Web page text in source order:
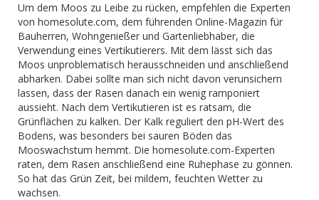
Um dem Moos zu Leibe zu rücken, empfehlen die Experten
von homesolute.com, dem führenden Online-Magazin für
Bauherren, Wohngenießer und Gartenliebhaber, die
Verwendung eines Vertikutierers. Mit dem lässt sich das
Moos unproblematisch herausschneiden und anschließend
abharken. Dabei sollte man sich nicht davon verunsichern
lassen, dass der Rasen danach ein wenig ramponiert
aussieht. Nach dem Vertikutieren ist es ratsam, die
Grünflächen zu kalken. Der Kalk reguliert den pH-Wert des
Bodens, was besonders bei sauren Böden das
Mooswachstum hemmt. Die homesolute.com-Experten
raten, dem Rasen anschließend eine Ruhephase zu gönnen.
So hat das Grün Zeit, bei mildem, feuchten Wetter zu
wachsen.